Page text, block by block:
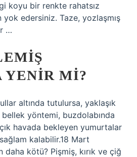
koyu bir renkte rahatsız
edersiniz. Taze, yozlaşmış
…
YENIR MI?
altında tutulursa, yaklaşık
bellek yöntemi, buzdolabında
havada bekleyen yumurtalar
kalabilir.18 Mart
kötü? Pişmiş, kırık ve çiğ